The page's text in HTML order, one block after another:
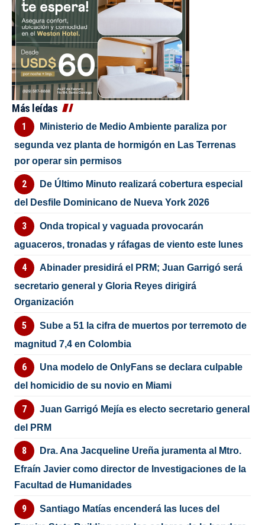
Más leídas
Ministerio de Medio Ambiente paraliza por
segunda vez planta de hormigón en Las Terrenas
por operar sin permisos
De Último Minuto realizará cobertura especial
del Desfile Dominicano de Nueva York 2026
Onda tropical y vaguada provocarán
aguaceros, tronadas y ráfagas de viento este lunes
Abinader presidirá el PRM; Juan Garrigó será
secretario general y Gloria Reyes dirigirá
Organización
Sube a 51 la cifra de muertos por terremoto de
magnitud 7,4 en Colombia
Una modelo de OnlyFans se declara culpable
del homicidio de su novio en Miami
Juan Garrigó Mejía es electo secretario general
del PRM
Dra. Ana Jacqueline Ureña juramenta al Mtro.
Efraín Javier como director de Investigaciones de la
Facultad de Humanidades
Santiago Matías encenderá las luces del